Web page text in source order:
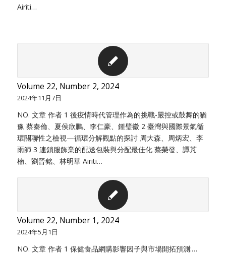
Airiti…
Volume 22, Number 2, 2024
2024年11月7日
NO. 文章 作者 1 後疫情時代管理作為的挑戰-嚴控或鼓舞的猶
豫 蔡秦倫、夏侯欣鵬、李仁豪、鍾璧徽 2 臺灣與國際景氣循
環關聯性之檢視—循環分解觀點的探討 周大森、周炳宏、李
雨師 3 連鎖服飾業的配送包裝與分配最佳化 蔡榮發、譚芃
楠、劉晉銘、林明華 Airiti…
Volume 22, Number 1, 2024
2024年5月1日
NO. 文章 作者 1 保健食品網購影響因子與市場開拓預測:…